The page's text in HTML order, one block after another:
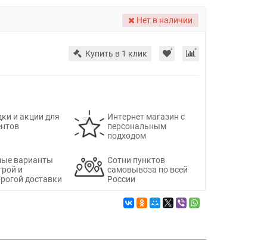
Нет в наличии
Купить в 1 клик
и акции для
Интернет магазин с
персональным
подходом
варианты
и
доставки
Сотни пунктов
самовывоза по всей
России